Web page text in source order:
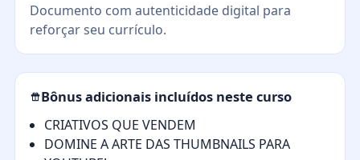
Documento com autenticidade digital para
reforçar seu currículo.
Bônus adicionais incluídos neste curso
CRIATIVOS QUE VENDEM
DOMINE A ARTE DAS THUMBNAILS PARA